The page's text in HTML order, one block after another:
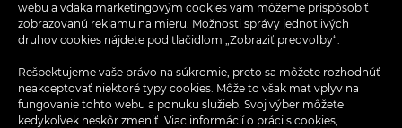
webu a vďaka marketingovým cookies vám môžeme prispôsobiť
zobrazovanú reklamu na mieru. Možnosti správy jednotlivých
druhov cookies nájdete pod tlačidlom „Zobraziť predvoľby“.
Rešpektujeme vaše právo na súkromie, preto sa môžete rozhodnúť
neakceptovať niektoré typy cookies. Môže to však mať vplyv na
fungovanie tohto webu a ponuku služieb. Svoj výber môžete
kedykoľvek neskôr zmeniť. Viac informácií o práci s cookies,
Aplikácia OPTIMA
Ponuka práce
Kontakt